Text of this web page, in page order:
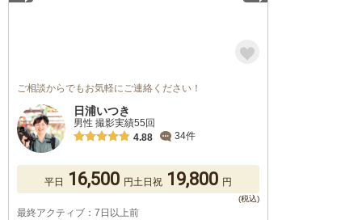
ご相談からでもお気軽にご連絡ください！
日浦いつき
男性 撮影実績55回
4.88
34件
平日 16,500 円土日祝 19,800 円
最終アクティブ：7日以上前